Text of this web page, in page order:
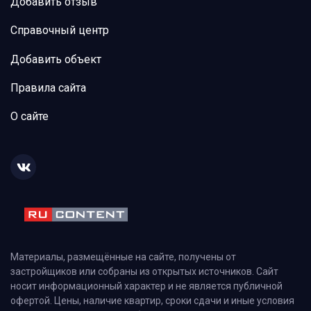
Справочный центр
Добавить объект
Правила сайта
О сайте
Материалы, размещённые на сайте, получены от
застройщиков или собраны из открытых источников. Сайт
носит информационный характер и не является публичной
офертой. Цены, наличие квартир, сроки сдачи и иные условия